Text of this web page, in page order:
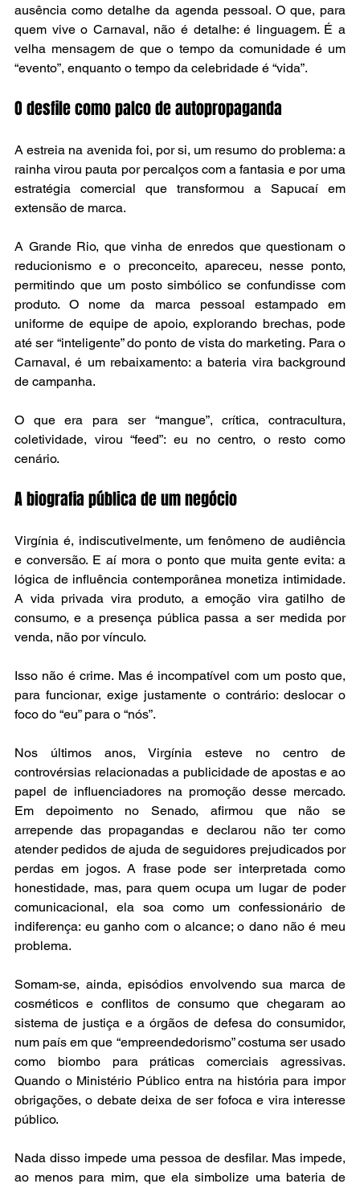
ausência como detalhe da agenda pessoal. O que, para
quem vive o Carnaval, não é detalhe: é linguagem. É a
velha mensagem de que o tempo da comunidade é um
“evento”, enquanto o tempo da celebridade é “vida”.
O desfile como palco de autopropaganda
A estreia na avenida foi, por si, um resumo do problema: a
rainha virou pauta por percalços com a fantasia e por uma
estratégia comercial que transformou a Sapucaí em
extensão de marca.
A Grande Rio, que vinha de enredos que questionam o
reducionismo e o preconceito, apareceu, nesse ponto,
permitindo que um posto simbólico se confundisse com
produto. O nome da marca pessoal estampado em
uniforme de equipe de apoio, explorando brechas, pode
até ser “inteligente” do ponto de vista do marketing. Para o
Carnaval, é um rebaixamento: a bateria vira background
de campanha.
O que era para ser “mangue”, crítica, contracultura,
coletividade, virou “feed”: eu no centro, o resto como
cenário.
A biografia pública de um negócio
Virgínia é, indiscutivelmente, um fenômeno de audiência
e conversão. E aí mora o ponto que muita gente evita: a
lógica de influência contemporânea monetiza intimidade.
A vida privada vira produto, a emoção vira gatilho de
consumo, e a presença pública passa a ser medida por
venda, não por vínculo.
Isso não é crime. Mas é incompatível com um posto que,
para funcionar, exige justamente o contrário: deslocar o
foco do “eu” para o “nós”.
Nos últimos anos, Virgínia esteve no centro de
controvérsias relacionadas a publicidade de apostas e ao
papel de influenciadores na promoção desse mercado.
Em depoimento no Senado, afirmou que não se
arrepende das propagandas e declarou não ter como
atender pedidos de ajuda de seguidores prejudicados por
perdas em jogos. A frase pode ser interpretada como
honestidade, mas, para quem ocupa um lugar de poder
comunicacional, ela soa como um confessionário de
indiferença: eu ganho com o alcance; o dano não é meu
problema.
Somam-se, ainda, episódios envolvendo sua marca de
cosméticos e conflitos de consumo que chegaram ao
sistema de justiça e a órgãos de defesa do consumidor,
num país em que “empreendedorismo” costuma ser usado
como biombo para práticas comerciais agressivas.
Quando o Ministério Público entra na história para impor
obrigações, o debate deixa de ser fofoca e vira interesse
público.
Nada disso impede uma pessoa de desfilar. Mas impede,
ao menos para mim, que ela simbolize uma bateria de